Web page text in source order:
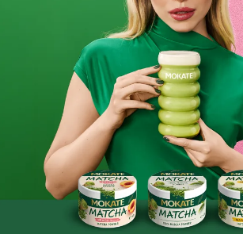
Opinie o produkcie
BĄDŹ PIERWSZYM KTÓRY
Podobne produkty